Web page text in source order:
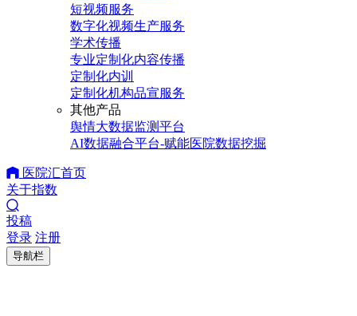
短视频服务
数字化视频生产服务
学术传播
专业定制化内容传播
定制化内训
定制化机构品宣服务
其他产品
舆情大数据监测平台
AI数据融合平台-赋能医院数据挖掘
医院汇首页
关于指数
投稿
登录 注册
导航栏